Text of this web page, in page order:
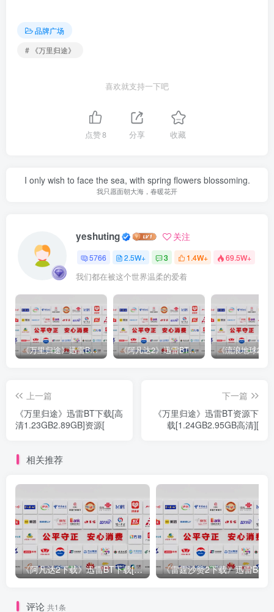
品牌广场
# 《万里归途》
喜欢就支持一下吧
点赞8 分享 收藏
I only wish to face the sea, with spring flowers blossoming.
我只愿面朝大海，春暖花开
yeshuting 关注
5766 2.5W+ 3 1.4W+ 69.5W+
我们都在被这个世界温柔的爱着
《万里归途》迅雷BT完整下载[mp3／3.14GB／2.15GB 《阿凡达2》迅雷BT完整下载[MP4／3.12GB／5.35GB]中
上一篇
《万里归途》迅雷BT下载[高
清1.23GB2.89GB]资源[
下一篇
《万里归途》迅雷BT资源下
载[1.24GB2.95GB高清][
相关推荐
《阿凡达2下载》迅雷BT下载[1.45GB2.68GB／MP4]高清国语版[
评论 共1条